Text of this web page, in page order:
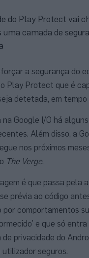
do Play Protect vai
camada de
a segurança do
Play Protect que é
detetada, em
Google I/O há
Além disso, a
nos próximos
The Verge.
é que passa
prévia ao código
comportamentos
e que só
privacidade do
seguros.